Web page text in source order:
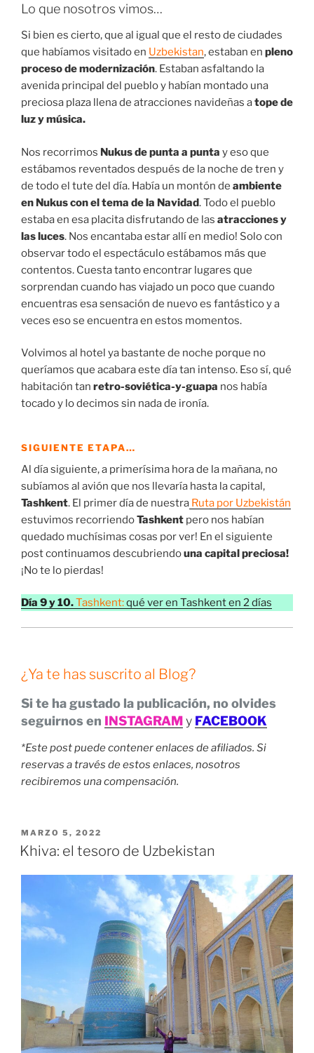
Lo que nosotros vimos…
Si bien es cierto, que al igual que el resto de ciudades
que habíamos visitado en Uzbekistan, estaban en pleno
proceso de modernización. Estaban asfaltando la
avenida principal del pueblo y habían montado una
preciosa plaza llena de atracciones navideñas atope de
luz y música.
Nos recorrimos Nukus de punta a punta y eso que
estábamos reventados después de la noche de tren y
de todo el tute del día. Había un montón de ambiente
en Nukus con el tema de la Navidad. Todo el pueblo
estaba en esa placita disfrutando de las atracciones y
las luces. Nos encantaba estar allí en medio! Solo con
observar todo el espectáculo estábamos más que
contentos. Cuesta tanto encontrar lugares que
sorprendan cuando has viajado un poco que cuando
encuentras esa sensación de nuevo es fantástico y a
veces eso se encuentra en estos momentos.
Volvimos al hotel ya bastante de noche porque no
queríamos que acabara este día tan intenso. Eso sí, qué
habitación tan retro-soviética-y-guapa nos había
tocado y lo decimos sin nada de ironía.
SIGUIENTE ETAPA…
Al día siguiente, a primerísima hora de la mañana, no
subíamos al avión que nos llevaría hasta la capital,
Tashkent. El primer día de nuestra Ruta por Uzbekistán
estuvimos recorriendoTashkent pero nos habían
quedado muchísimas cosas por ver! En el siguiente
post continuamos descubriendouna capital preciosa!
¡No te lo pierdas!
Día 9 y 10.Tashkent:qué ver en Tashkent en 2 días
¿Ya te has suscrito al Blog?
Si te ha gustado la publicación, no olvides
seguirnos en INSTAGRAMy FACEBOOK
*Este post puede contener enlaces de afiliados. Si
reservas a través de estos enlaces, nosotros
recibiremos una compensación.
PUBLICADO
EL
MARZO 5, 2022
Khiva: el tesoro de Uzbekistan